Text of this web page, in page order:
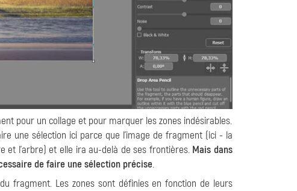
pour un collage et pour marquer les zones indésirables.
une sélection ici parce que l'image de fragment (ici - la
et l'arbre) et elle ira au-delà de ses frontières. Mais dans
de faire une sélection précise.
fragment. Les zones sont définies en fonction de leurs